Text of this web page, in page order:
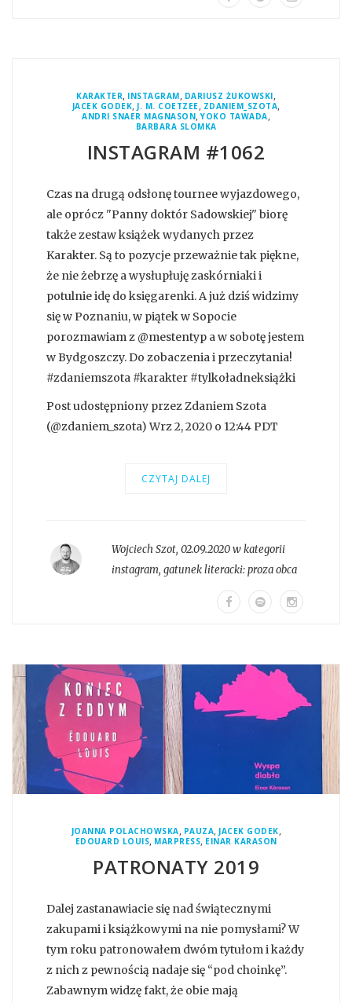
KARAKTER, INSTAGRAM, DARIUSZ ŻUKOWSKI,
JACEK GODEK,J. M. COETZEE, ZDANIEM_SZOTA,
ANDRI SNAER MAGNASON,YOKO TAWADA,
BARBARA SLOMKA
INSTAGRAM #1062
Czas na drugą odsłonę tournee wyjazdowego,
ale oprócz "Panny doktór Sadowskiej" biorę
także zestaw książek wydanych przez
Karakter. Są to pozycje przeważnie tak piękne,
że nie żebrzę a wysłupłuję zaskórniaki i
potulnie idę do księgarenki. A już dziś widzimy
się w Poznaniu, w piątek w Sopocie
porozmawiam z @mestentyp a w sobotę jestem
w Bydgoszczy. Do zobaczenia i przeczytania!
#zdaniemszota #karakter #tylkoładneksiążki
Post udostępniony przez Zdaniem Szota
(@zdaniem_szota) Wrz 2, 2020 o 12:44 PDT
CZYTAJ DALEJ
Wojciech Szot, 02.09.2020 w kategorii
instagram, gatunek literacki:proza obca
JOANNA POLACHOWSKA, PAUZA, JACEK GODEK,
EDOUARD LOUIS, MARPRESS, EINAR KARASON
PATRONATY 2019
Dalej zastanawiacie się nad świątecznymi
zakupami i książkowymi na nie pomysłami? W
tym roku patronowałem dwóm tytułom i każdy
z nich z pewnością nadaje się “pod choinkę”.
Zabawnym widzę fakt, że obie mają